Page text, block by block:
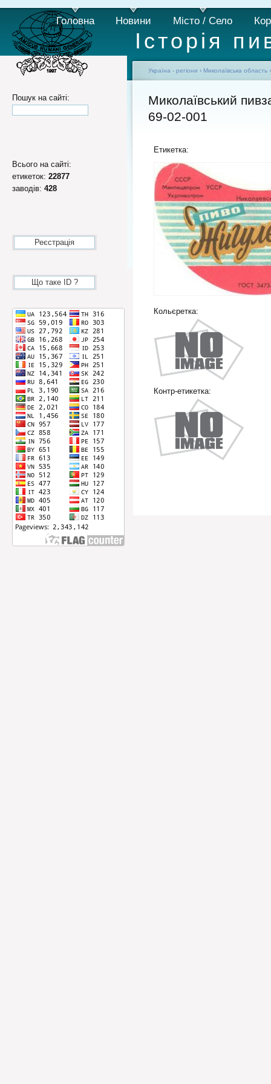
Історія
Головна Новини Місто / Село
Пошук на сайті:
Всього на сайті:
етикеток: 22877
заводів: 428
Реєстрація
Що таке ID ?
Україна - регіони › Миколаївська область
Миколаївський
69-02-001
Етикетка:
Кольєретка:
Контр-етикетка: